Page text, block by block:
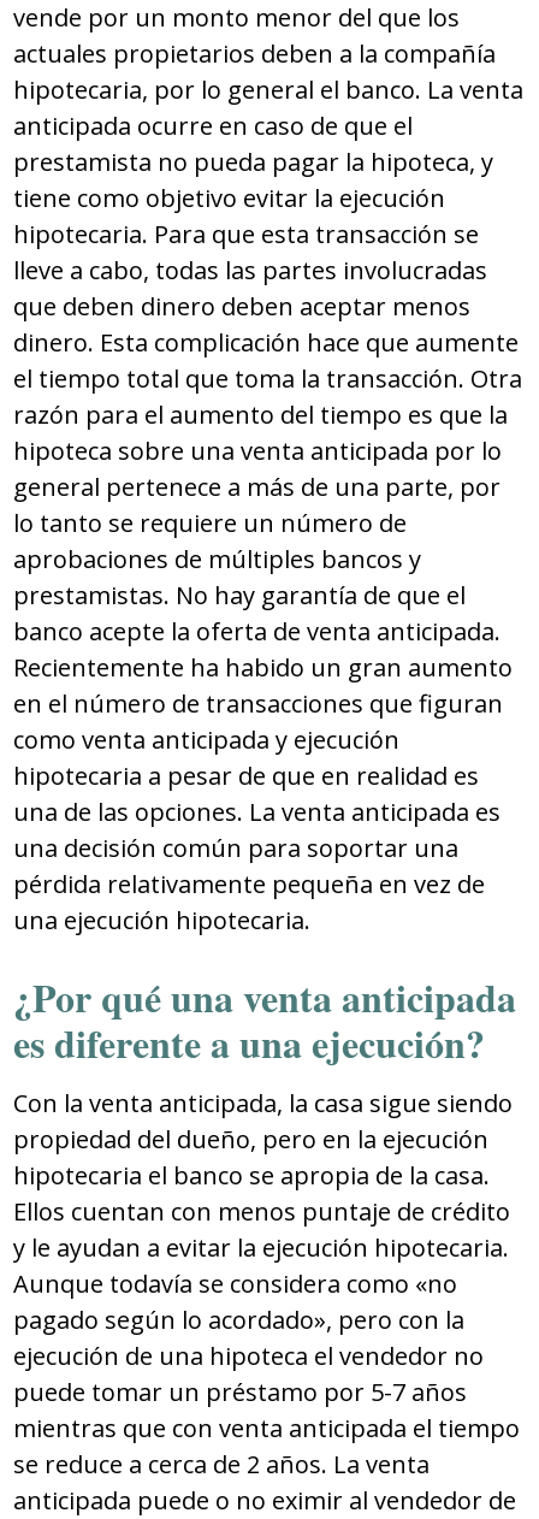
vende por un monto menor del que los
actuales propietarios deben a la compañía
hipotecaria, por lo general el banco. La venta
anticipada ocurre en caso de que el
prestamista no pueda pagar la hipoteca, y
tiene como objetivo evitar la ejecución
hipotecaria. Para que esta transacción se
lleve a cabo, todas las partes involucradas
que deben dinero deben aceptar menos
dinero. Esta complicación hace que aumente
el tiempo total que toma la transacción. Otra
razón para el aumento del tiempo es que la
hipoteca sobre una venta anticipada por lo
general pertenece a más de una parte, por
lo tanto se requiere un número de
aprobaciones de múltiples bancos y
prestamistas. No hay garantía de que el
banco acepte la oferta de venta anticipada.
Recientemente ha habido un gran aumento
en el número de transacciones que figuran
como venta anticipada y ejecución
hipotecaria a pesar de que en realidad es
una de las opciones. La venta anticipada es
una decisión común para soportar una
pérdida relativamente pequeña en vez de
una ejecución hipotecaria.
¿Por qué una venta anticipada
es diferente a una ejecución?
Con la venta anticipada, la casa sigue siendo
propiedad del dueño, pero en la ejecución
hipotecaria el banco se apropia de la casa.
Ellos cuentan con menos puntaje de crédito
y le ayudan a evitar la ejecución hipotecaria.
Aunque todavía se considera como «no
pagado según lo acordado», pero con la
ejecución de una hipoteca el vendedor no
puede tomar un préstamo por 5-7 años
mientras que con venta anticipada el tiempo
se reduce a cerca de 2 años. La venta
anticipada puede o no eximir al vendedor de